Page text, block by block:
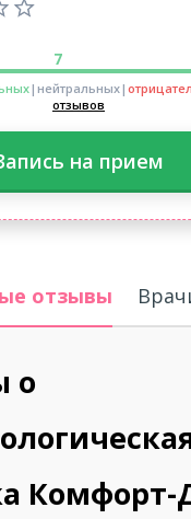
7
|нейтральных|
отзывов
на прием
отзывы
о
Комфорт-